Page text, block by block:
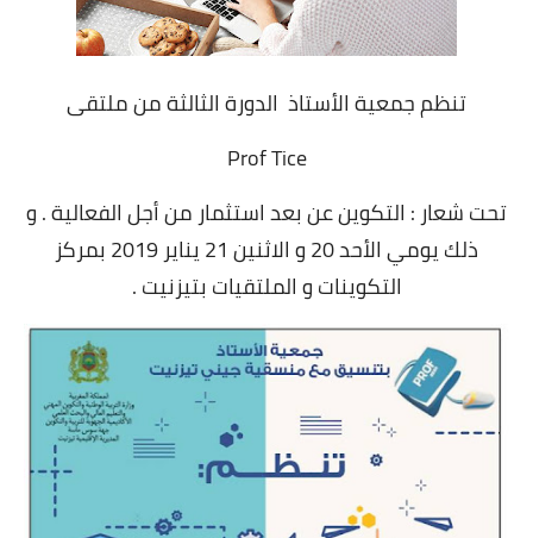
تنظم جمعية الأستاذ الدورة الثالثة من ملتقى
Prof Tice
تحت شعار : التكوين عن بعد استثمار من أجل الفعالية . و
ذلك يومي الأحد 20 و الاثنين 21 يناير 2019 بمركز
التكوينات و الملتقيات بتيزنيت .